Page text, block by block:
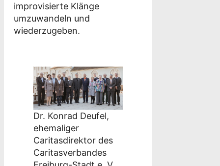
improvisierte Klänge
umzuwandeln und
wiederzugeben.
Dr. Konrad Deufel,
ehemaliger
Caritasdirektor des
Caritasverbandes